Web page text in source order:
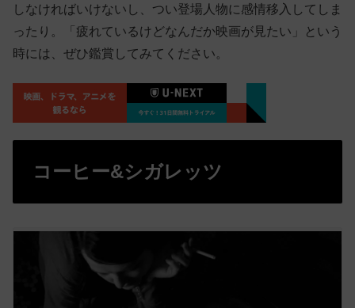
しなければいけないし、つい登場人物に感情移入してしま
ったり。
「疲れているけどなんだか映画が見たい」という
時には、ぜひ鑑賞してみてください。
コーヒー&シガレッツ